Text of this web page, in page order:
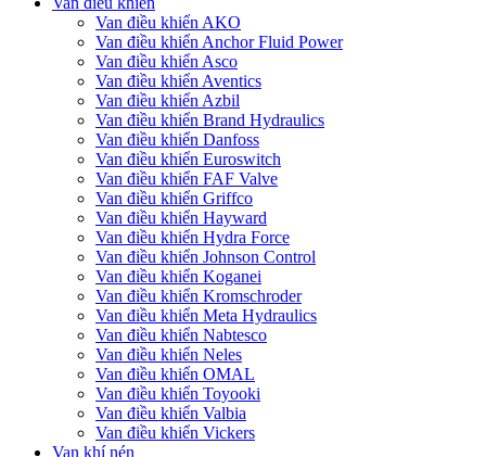
Van điều khiển AKO
Van điều khiển Anchor Fluid Power
Van điều khiển Asco
Van điều khiển Aventics
Van điều khiển Azbil
Van điều khiển Brand Hydraulics
Van điều khiển Danfoss
Van điều khiển Euroswitch
Van điều khiển FAF Valve
Van điều khiển Griffco
Van điều khiển Hayward
Van điều khiển Hydra Force
Van điều khiển Johnson Control
Van điều khiển Koganei
Van điều khiển Kromschroder
Van điều khiển Meta Hydraulics
Van điều khiển Nabtesco
Van điều khiển Neles
Van điều khiển OMAL
Van điều khiển Toyooki
Van điều khiển Valbia
Van điều khiển Vickers
Van khí nén